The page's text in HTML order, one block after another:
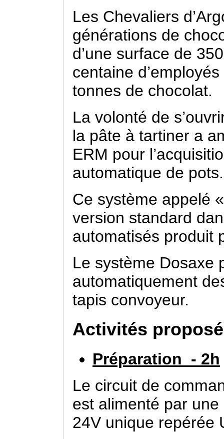
Les Chevaliers
générations de
d’une surface de
centaine
tonnes de chocolat.
La volonté de
la pâte à tartiner a
ERM pour
automatique de pots.
Ce système appelé
version standard
automatisés produit
Le système Dosaxe
automatiquement
tapis convoyeur.
Activités
Préparation - 2h
Le circuit de
est alimenté par une
24V unique repérée